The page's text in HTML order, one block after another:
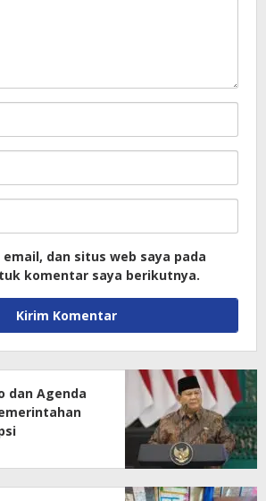
email, dan situs web saya pada
komentar saya berikutnya.
dan Agenda